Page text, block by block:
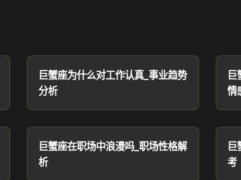
巨蟹座为什么对工作认真_事业趋势
分析
情
巨蟹座在职场中浪漫吗_职场性格解
析
考